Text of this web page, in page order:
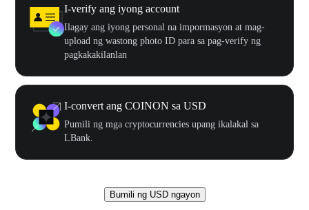
I-verify ang iyong account
Ilagay ang iyong personal na impormasyon at mag-
upload ng wastong photo ID para sa pag-verify ng
pagkakakilanlan
I-convert ang COINON sa USD
Pumili ng mga cryptocurrencies upang ikalakal sa
LBank.
Bumili ng USD ngayon